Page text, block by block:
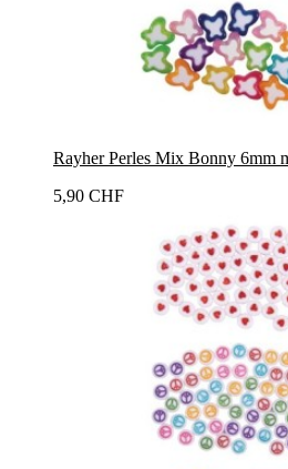
Rayher Perles Mix Bonny 6mm
5,90 CHF